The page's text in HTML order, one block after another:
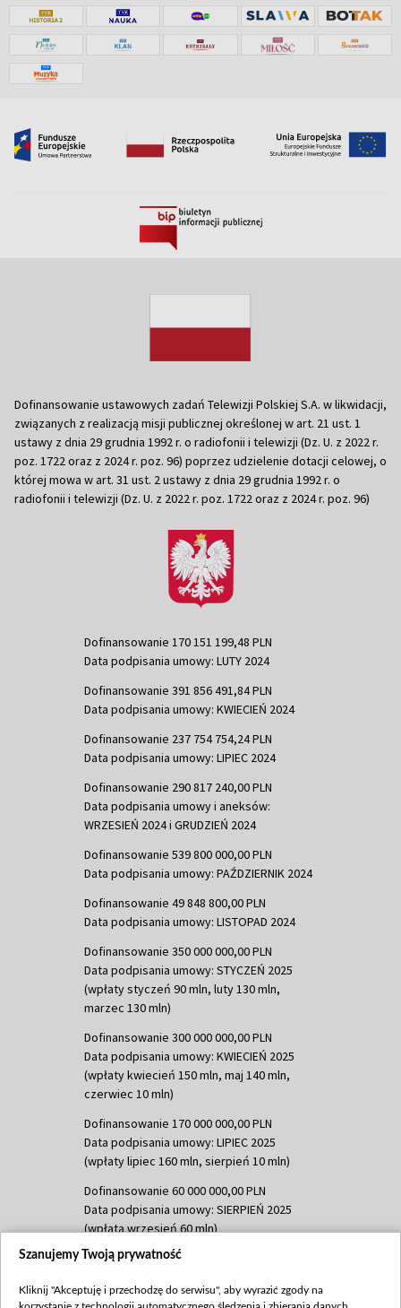
Dofinansowanie ustawowych zadań Telewizji Polskiej S.A. w likwidacji,
związanych z realizacją misji publicznej określonej w art. 21 ust. 1
ustawy z dnia 29 grudnia 1992 r. o radiofonii i telewizji (Dz. U. z 2022 r.
poz. 1722 oraz z 2024 r. poz. 96) poprzez udzielenie dotacji celowej, o
której mowa w art. 31 ust. 2 ustawy z dnia 29 grudnia 1992 r. o
radiofonii i telewizji (Dz. U. z 2022 r. poz. 1722 oraz z 2024 r. poz. 96)
Dofinansowanie 170 151 199,48 PLN
Data podpisania umowy: LUTY 2024
Dofinansowanie 391 856 491,84 PLN
Data podpisania umowy: KWIECIEŃ 2024
Dofinansowanie 237 754 754,24 PLN
Data podpisania umowy: LIPIEC 2024
Dofinansowanie 290 817 240,00 PLN
Data podpisania umowy i aneksów:
WRZESIEŃ 2024 i GRUDZIEŃ 2024
Dofinansowanie 539 800 000,00 PLN
Data podpisania umowy: PAŹDZIERNIK 2024
Dofinansowanie 49 848 800,00 PLN
Data podpisania umowy: LISTOPAD 2024
Dofinansowanie 350 000 000,00 PLN
Data podpisania umowy: STYCZEŃ 2025
(wpłaty styczeń 90 mln, luty 130 mln,
marzec 130 mln)
Dofinansowanie 300 000 000,00 PLN
Data podpisania umowy: KWIECIEŃ 2025
(wpłaty kwiecień 150 mln, maj 140 mln,
czerwiec 10 mln)
Dofinansowanie 170 000 000,00 PLN
Data podpisania umowy: LIPIEC 2025
(wpłaty lipiec 160 mln, sierpień 10 mln)
Dofinansowanie 60 000 000,00 PLN
Data podpisania umowy: SIERPIEŃ 2025
(wpłata wrzesień 60 mln)
Dofinansowanie 635 783 051,21 PLN
(wpłata wrzesień 100 mln, październik 350
Szanujemy Twoją prywatność
Kliknij "Akceptuję i przechodzę do serwisu", aby wyrazić zgody na